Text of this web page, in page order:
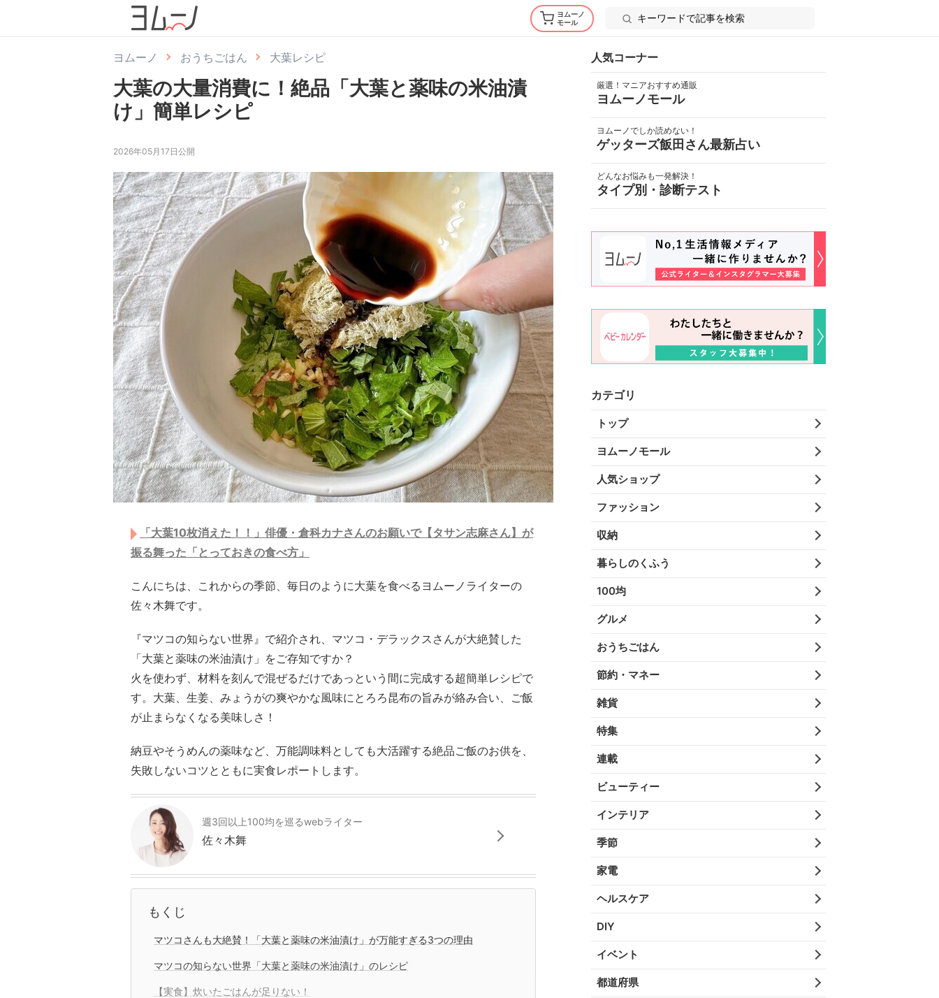
ヨムーノ
モール
ヨムーノ おうちごはん 大葉レシピ
大葉の大量消費に！絶品「大葉と薬味の米油漬
け」簡単レシピ
2026年05月17日公開
「大葉10枚消えた！！」俳優・倉科カナさんのお願いで【タサン志麻さん】が
振る舞った「とっておきの食べ方」
こんにちは、これからの季節、毎日のように大葉を食べるヨムーノライターの
佐々木舞です。
『マツコの知らない世界』で紹介され、マツコ・デラックスさんが大絶賛した
「大葉と薬味の米油漬け」をご存知ですか？
火を使わず、材料を刻んで混ぜるだけであっという間に完成する超簡単レシピで
す。大葉、生姜、みょうがの爽やかな風味にとろろ昆布の旨みが絡み合い、ご飯
が止まらなくなる美味しさ！
納豆やそうめんの薬味など、万能調味料としても大活躍する絶品ご飯のお供を、
失敗しないコツとともに実食レポートします。
週3回以上100均を巡るwebライター
佐々木舞
もくじ
マツコさんも大絶賛！「大葉と薬味の米油漬け」が万能すぎる3つの理由
マツコの知らない世界「大葉と薬味の米油漬け」のレシピ
【実食】炊いたごはんが足りない！
人気コーナー
厳選！マニアおすすめ通販
ヨムーノモール
ヨムーノでしか読めない！
ゲッターズ飯田さん最新占い
どんなお悩みも一発解決！
タイプ別・診断テスト
カテゴリ
トップ
ヨムーノモール
人気ショップ
ファッション
収納
暮らしのくふう
100均
グルメ
おうちごはん
節約・マネー
雑貨
特集
連載
ビューティー
インテリア
季節
家電
ヘルスケア
DIY
イベント
都道府県